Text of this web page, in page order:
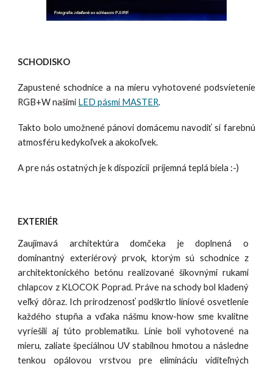
SCHODISKO
Zapustené schodnice a na mieru vyhotovené podsvietenie
RGB+W našimi LED pásmi MASTER.
Takto bolo umožnené pánovi domácemu navodiť si farebnú
atmosféru kedykoľvek a akokoľvek.
A pre nás ostatných je k dispozícii príjemná teplá biela :-)
EXTERIÉR
Zaujímavá architektúra domčeka je doplnená o
dominantný exteriérový prvok, ktorým sú schodnice z
architektonického betónu realizované šikovnými rukami
chlapcov z KLOCOK Poprad. Práve na schody bol kladený
veľký dôraz. Ich prirodzenosť podškrtlo líniové osvetlenie
každého stupňa a vďaka nášmu know-how sme kvalitne
vyriešili aj túto problematiku. Línie boli vyhotovené na
mieru, zaliatešpeciálnou UV stabilnou hmotou a následne
tenkou opálovou vrstvou pre elimináciu viditeľných